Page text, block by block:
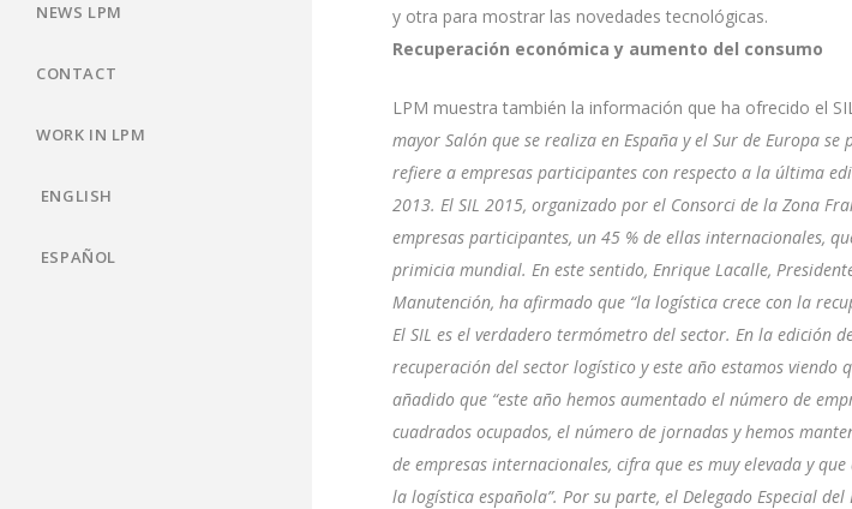
NEWS LPM
CONTACT
WORK IN LPM
ENGLISH
ESPAÑOL
y otra para mostrar las novedades tecnológicas.
Recuperación económica y aumento del consumo
LPM muestra también la información que ha ofrecido el
mayor Salón que se realiza en España y el Sur de Europa
refiere a empresas participantes con respecto a la última
2013. El SIL 2015, organizado por el Consorci de la Zona
empresas participantes, un 45 % de ellas internacionales,
primicia mundial. En este sentido, Enrique Lacalle,
Manutención, ha afirmado que “la logística crece con la
El SIL es el verdadero termómetro del sector. En la edición
recuperación del sector logístico y este año estamos viendo
añadido que “este año hemos aumentado el número de
cuadrados ocupados, el número de jornadas y hemos
de empresas internacionales, cifra que es muy elevada y
la logística española”. Por su parte, el Delegado Especial